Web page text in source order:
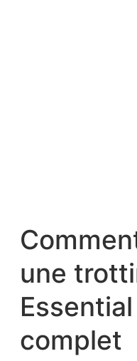
une
complet